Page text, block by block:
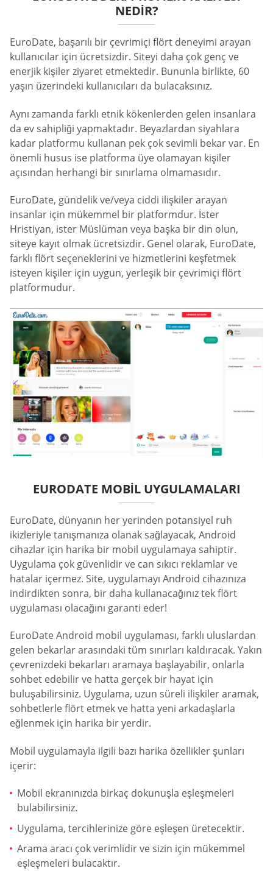
NEDIR?
EuroDate, başarılı bir çevrimiçi flört deneyimi arayan
kullanıcılar için ücretsizdir. Siteyi daha çok genç ve
enerjik kişiler ziyaret etmektedir. Bununla birlikte, 60
yaşın üzerindeki kullanıcıları da bulacaksınız.
Aynı zamanda farklı etnik kökenlerden gelen insanlara
da ev sahipliği yapmaktadır. Beyazlardan siyahlara
kadar platformu kullanan pek çok sevimli bekar var. En
önemli husus ise platforma üye olamayan kişiler
açısından herhangi bir sınırlama olmamasıdır.
EuroDate, gündelik ve/veya ciddi ilişkiler arayan
insanlar için mükemmel bir platformdur. İster
Hristiyan, ister Müslüman veya başka bir din olun,
siteye kayıt olmak ücretsizdir. Genel olarak, EuroDate,
farklı flört seçeneklerini ve hizmetlerini keşfetmek
isteyen kişiler için uygun, yerleşik bir çevrimiçi flört
platformudur.
EURODATE MOBIL UYGULAMALARI
EuroDate, dünyanın her yerinden potansiyel ruh
ikizleriyle tanışmanıza olanak sağlayacak, Android
cihazlar için harika bir mobil uygulamaya sahiptir.
Uygulama çok güvenlidir ve can sıkıcı reklamlar ve
hatalar içermez. Site, uygulamayı Android cihazınıza
indirdikten sonra, bir daha kullanacağınız tek flört
uygulaması olacağını garanti eder!
EuroDate Android mobil uygulaması, farklı uluslardan
gelen bekarlar arasındaki tüm sınırları kaldıracak. Yakın
çevrenizdeki bekarları aramaya başlayabilir, onlarla
sohbet edebilir ve hatta gerçek bir hayat için
buluşabilirsiniz. Uygulama, uzun süreli ilişkiler aramak,
sohbetlerle flört etmek ve hatta yeni arkadaşlarla
eğlenmek için harika bir yerdir.
Mobil uygulamayla ilgili bazı harika özellikler şunları
içerir:
Mobil ekranınızda birkaç dokunuşla eşleşmeleri
bulabilirsiniz.
Uygulama, tercihlerinize göre eşleşen üretecektir.
Arama aracı çok verimlidir ve sizin için mükemmel
eşleşmeleri bulacaktır.